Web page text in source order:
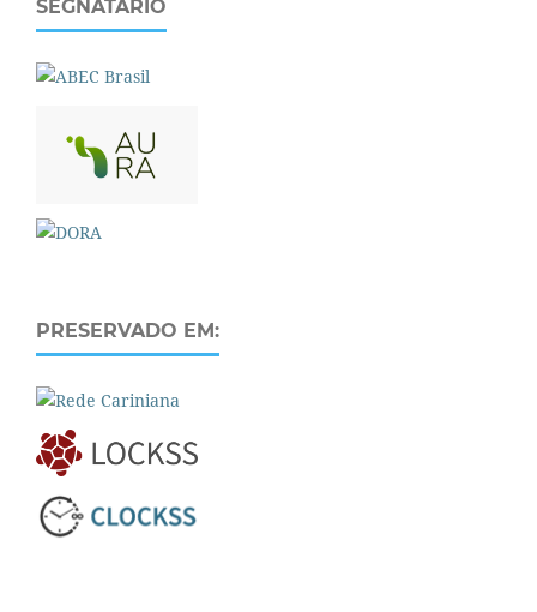
SEGNATÁRIO
PRESERVADO EM: